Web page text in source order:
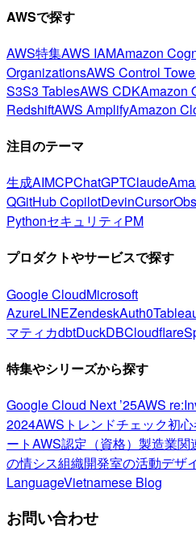
AWSで探す
AWS特集AWS IAMAmazon
OrganizationsAWS Control
S3S3 TablesAWS CDKAmazon
RedshiftAWS AmplifyAmazon
注目のテーマ
生成AIMCPChatGPTClaude
QGitHub CopilotDevinCursor
PythonセキュリティPM
プロダクトやサービスで探す
Google CloudMicrosoft
AzureLINEZendeskAuth0
マティカdbtDuckDBCloudflare
特集やシリーズから探す
Google Cloud Next ’25AWS
2024AWSトレンドチェック初
ートAWS認定（資格） 製造業関
の情シス組織開発室の活動デザ
LanguageVietnamese Blog
お問い合わせ